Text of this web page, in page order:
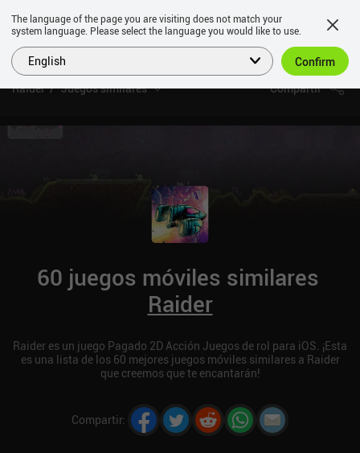
Raider Juegos similares Compartir
60 juegos móviles similares
Raider
Raider es un juego Pagado 2D Acción Juegos de rol para iOS. ¡Esta
es una lista de los 60 mejores juegos móviles similares a Raider
que creemos que te encantarán!
Compartir:
The language of the page you are visiting does not match your
system language. Please select the language you would like to use.
English Confirm